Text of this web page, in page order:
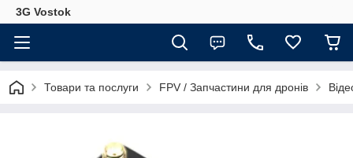
3G Vostok
Товари та послуги FPV / Запчастини для дронів